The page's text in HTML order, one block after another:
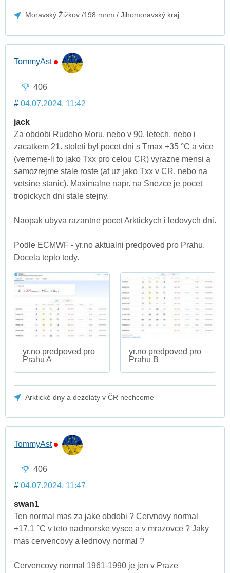
Moravský Žižkov /198 mnm / Jihomoravský kraj
TommyAst
406
# 04.07.2024, 11:42
jack
Za obdobi Rudeho Moru, nebo v 90. letech, nebo i
zacatkem 21. stoleti byl pocet dni s Tmax +35 °C a vice
(vememe-li to jako Txx pro celou CR) vyrazne mensi a
samozrejme stale roste (at uz jako Txx v CR, nebo na
vetsine stanic). Maximalne napr. na Snezce je pocet
tropickych dni stale stejny.
Naopak ubyva razantne pocet Arktickych i ledovych dni.
Podle ECMWF - yr.no aktualni predpoved pro Prahu.
Docela teplo tedy.
yr.no predpoved pro
Prahu A
yr.no predpoved pro
Prahu B
Arktické dny a dezoláty v ČR nechceme
TommyAst
406
# 04.07.2024, 11:47
swan1
Ten normal mas za jake obdobi ? Cervnovy normal
+17.1 °C v teto nadmorske vysce a v mrazovce ? Jaky
mas cervencovy a lednovy normal ?
Cervencovy normal 1961-1990 je jen v Praze